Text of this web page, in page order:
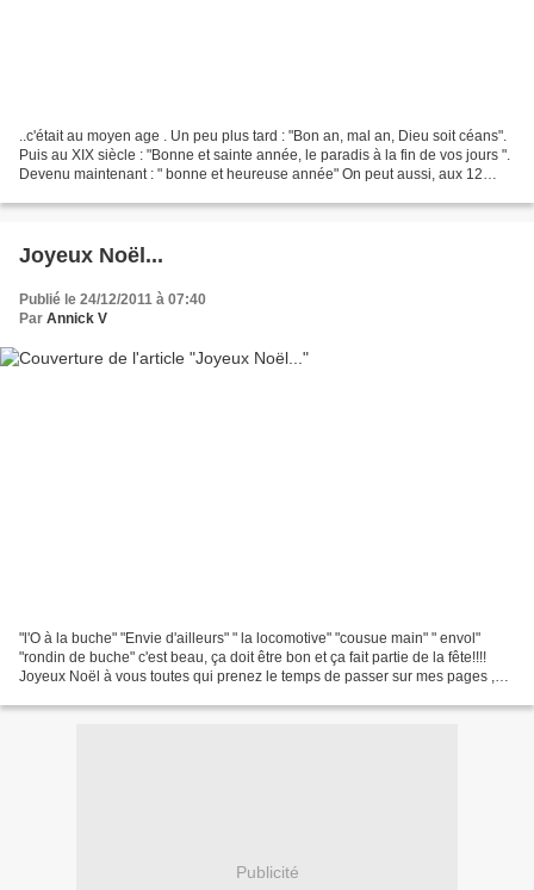
..c'était au moyen age . Un peu plus tard : "Bon an, mal an, Dieu soit céans".
Puis au XIX siècle : "Bonne et sainte année, le paradis à la fin de vos jours ".
Devenu maintenant : " bonne et heureuse année" On peut aussi, aux 12
Joyeux Noël...
Publié le 24/12/2011 à 07:40
Par Annick V
"l'O à la buche" "Envie d'ailleurs" " la locomotive" "cousue main" " envol"
"rondin de buche" c'est beau, ça doit être bon et ça fait partie de la fête!!!!
Joyeux Noël à vous toutes qui prenez le temps de passer sur mes pages ,
Publicité